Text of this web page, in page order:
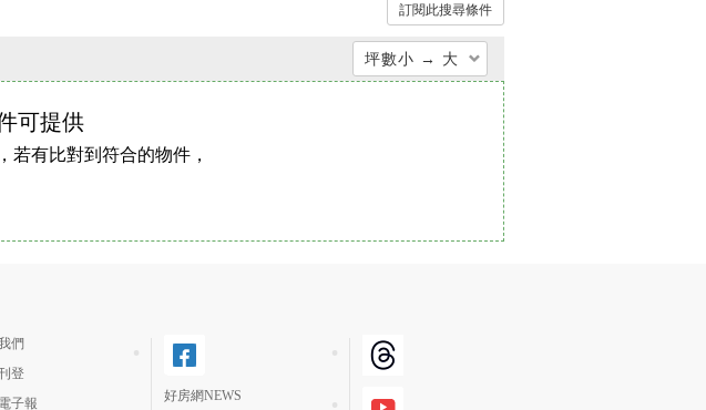
訂閱此搜尋條件
坪數小 → 大
上架日期新 → 舊
刷新時間新 → 舊
可提供
若有比對到符合的物件，
們
登
子報
好房網NEWS